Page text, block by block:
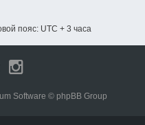
пояс: UTC + 3 часа
Software © phpBB Group